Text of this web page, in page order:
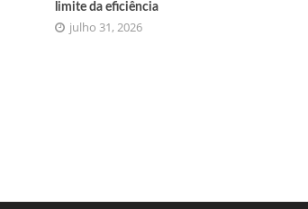
limite da eficiência
julho 31, 2026